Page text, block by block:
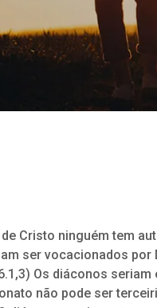
Cristo ninguém tem
ser vocacionados por
Os diáconos
não pode ser